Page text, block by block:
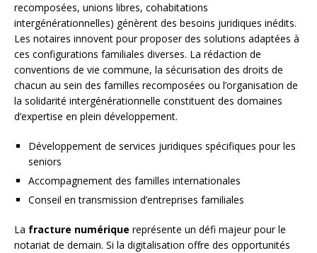
recomposées, unions libres, cohabitations
intergénérationnelles) génèrent des besoins juridiques inédits.
Les notaires innovent pour proposer des solutions adaptées à
ces configurations familiales diverses. La rédaction de
conventions de vie commune, la sécurisation des droits de
chacun au sein des familles recomposées ou l’organisation de
la solidarité intergénérationnelle constituent des domaines
d’expertise en plein développement.
Développement de services juridiques spécifiques pour les
seniors
Accompagnement des familles internationales
Conseil en transmission d’entreprises familiales
La fracture numérique représente un défi majeur pour le
notariat de demain. Si la digitalisation offre des opportunités